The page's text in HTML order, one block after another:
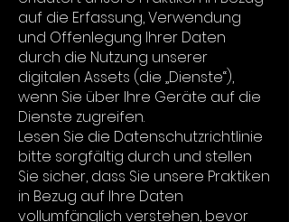
auf die Erfassung, Verwendung
und Offenlegung Ihrer Daten
durch die Nutzung unserer
digitalen Assets (die „Dienste“),
wenn Sie über Ihre Geräte auf die
Dienste zugreifen.
Lesen Sie die Datenschutzrichtlinie
bitte sorgfältig durch und stellen
Sie sicher, dass Sie unsere Praktiken
in Bezug auf Ihre Daten
vollumfänglich verstehen, bevor